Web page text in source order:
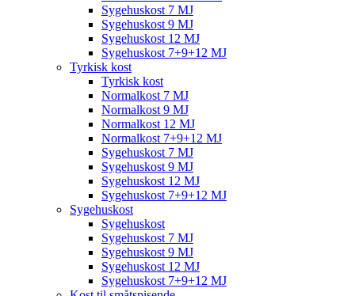
Sygehuskost 7 MJ
Sygehuskost 9 MJ
Sygehuskost 12 MJ
Sygehuskost 7+9+12 MJ
Tyrkisk kost
Tyrkisk kost
Normalkost 7 MJ
Normalkost 9 MJ
Normalkost 12 MJ
Normalkost 7+9+12 MJ
Sygehuskost 7 MJ
Sygehuskost 9 MJ
Sygehuskost 12 MJ
Sygehuskost 7+9+12 MJ
Sygehuskost
Sygehuskost
Sygehuskost 7 MJ
Sygehuskost 9 MJ
Sygehuskost 12 MJ
Sygehuskost 7+9+12 MJ